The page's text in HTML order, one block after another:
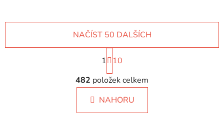
O
v
l
á
d
NAČÍST 50 DALŠÍCH
S
t
r
á
n
k
1
10
482 položek celkem
NAHORU